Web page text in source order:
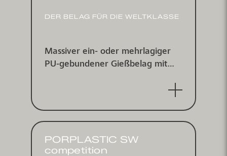
DER BELAG FÜR DIE WELTKLASSE
Massiver ein- oder mehr­lagiger
PU-ge­bundener Gieß­belag mit
PORPLASTIC SW
competition